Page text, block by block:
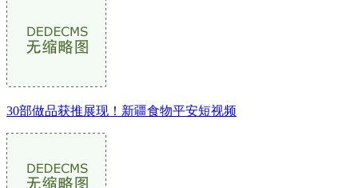
30部做品获推展现！新疆食物平安短视频